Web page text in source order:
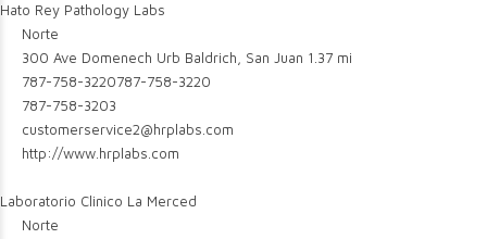
Hato Rey Pathology Labs
Norte
300 Ave Domenech Urb Baldrich, San Juan 1.37 mi
787-758-3220787-758-3220
787-758-3203
customerservice2@hrplabs.com
http://www.hrplabs.com
Laboratorio Clinico La Merced
Norte